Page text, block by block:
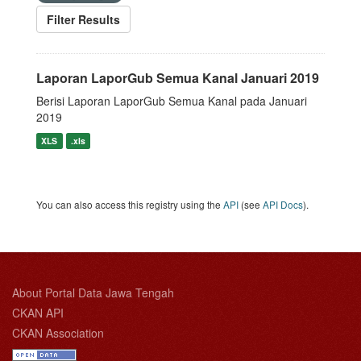
Filter Results
Laporan LaporGub Semua Kanal Januari 2019
Berisi Laporan LaporGub Semua Kanal pada Januari
2019
XLS .xls
You can also access this registry using the API (see API Docs).
About Portal Data Jawa Tengah
CKAN API
CKAN Association